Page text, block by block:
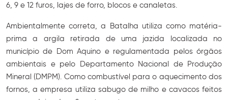
6, 9 e 12 furos, lajes de forro, blocos e canaletas.
Ambientalmente correta, a Batalha utiliza como matéria-
prima a argila retirada de uma jazida localizada no
município de Dom Aquino e regulamentada pelos órgãos
ambientais e pelo Departamento Nacional de Produção
Mineral (DMPM). Como combustível para o aquecimento dos
fornos, a empresa utiliza sabugo de milho e cavacos feitos